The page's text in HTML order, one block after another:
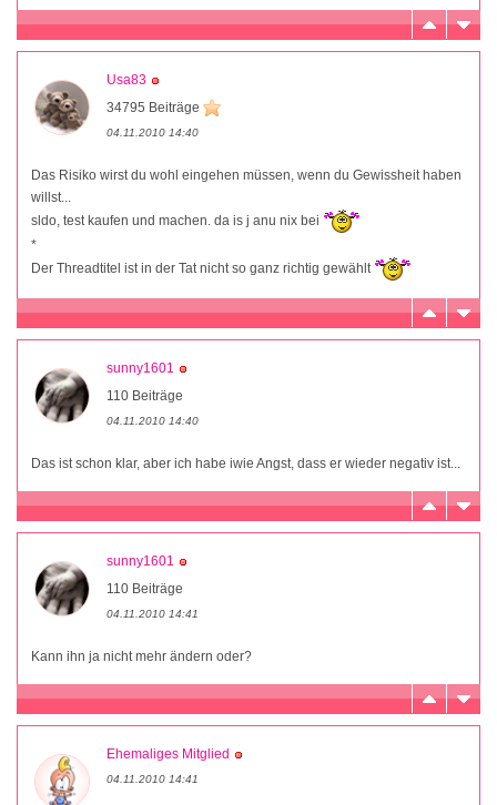
Usa83
34795 Beiträge
04.11.2010 14:40
Das Risiko wirst du wohl eingehen müssen, wenn du Gewissheit haben
willst...
sldo, test kaufen und machen. da is j anu nix bei
*
Der Threadtitel ist in der Tat nicht so ganz richtig gewählt
sunny1601
110 Beiträge
04.11.2010 14:40
Das ist schon klar, aber ich habe iwie Angst, dass er wieder negativ ist...
sunny1601
110 Beiträge
04.11.2010 14:41
Kann ihn ja nicht mehr ändern oder?
Ehemaliges Mitglied
04.11.2010 14:41